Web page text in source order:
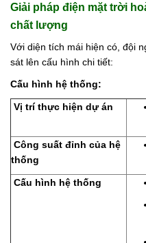
Giải pháp điện mặt trời
chất lượng
Với diện tích mái hiện có, đội
sát lên cấu hình chi tiết:
Cấu hình hệ thống:
Vị trí thực hiện dự án
Công suất đỉnh của hệ
thống
Cấu hình hệ thống